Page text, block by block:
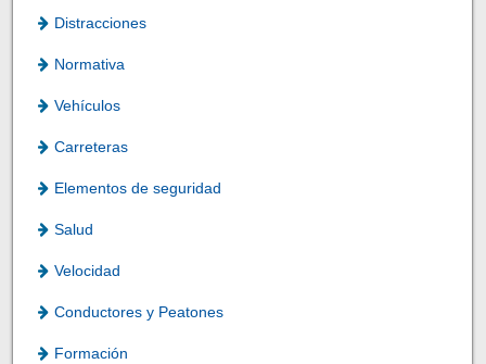
Distracciones
Normativa
Vehículos
Carreteras
Elementos de seguridad
Salud
Velocidad
Conductores y Peatones
Formación